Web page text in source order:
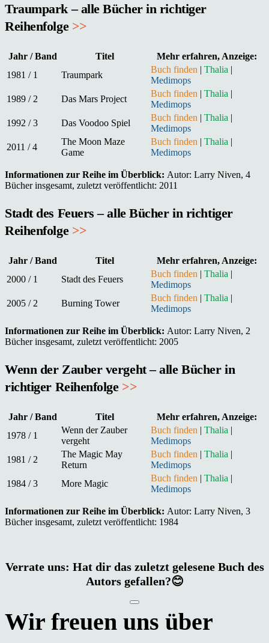
Traumpark – alle Bücher in richtiger
Reihenfolge >>
Jahr / Band Titel
Mehr erfahren, Anzeige:
1981 / 1
Traumpark
Buch finden | Thalia |
Medimops
1989 / 2
Das Mars Project
Buch finden | Thalia |
Medimops
1992 / 3
Das Voodoo Spiel
Buch finden | Thalia |
Medimops
2011 / 4
The Moon Maze
Game
Buch finden | Thalia |
Medimops
Informationen zur Reihe im Überblick: Autor: Larry Niven, 4
Bücher insgesamt, zuletzt veröffentlicht: 2011
Stadt des Feuers – alle Bücher in richtiger
Reihenfolge >>
Jahr / Band Titel
Mehr erfahren, Anzeige:
2000 / 1
Stadt des Feuers
Buch finden | Thalia |
Medimops
2005 / 2
Burning Tower
Buch finden | Thalia |
Medimops
Informationen zur Reihe im Überblick: Autor: Larry Niven, 2
Bücher insgesamt, zuletzt veröffentlicht: 2005
Wenn der Zauber vergeht – alle Bücher in
richtiger Reihenfolge >>
Jahr / Band Titel
Mehr erfahren, Anzeige:
1978 / 1
Wenn der Zauber
vergeht
Buch finden | Thalia |
Medimops
1981 / 2
The Magic May
Return
Buch finden | Thalia |
Medimops
1984 / 3
More Magic
Buch finden | Thalia |
Medimops
Informationen zur Reihe im Überblick: Autor: Larry Niven, 3
Bücher insgesamt, zuletzt veröffentlicht: 1984
Verrate uns: Hat dir das zuletzt gelesene Buch des
Autors gefallen?😊